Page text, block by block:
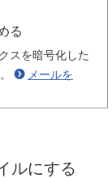
る
スを暗号化した
メールを
ルにする